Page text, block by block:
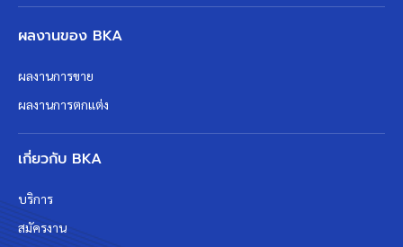
ผลงานของ BKA
ผลงานการขาย
ผลงานการตกแต่ง
เกี่ยวกับ BKA
บริการ
สมัครงาน